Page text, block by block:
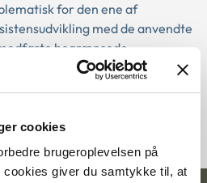
cookies
brugeroplevelsen på
cookies giver du samtykke til, at
for den ene af
med de anvendte
begrænsede
lagde også vægt på, at